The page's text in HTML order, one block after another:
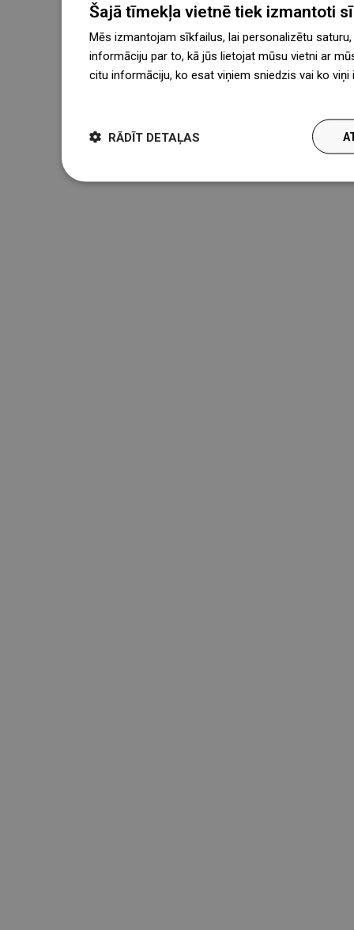
Šajā tīmekļa vietnē tiek izmantoti
Mēs izmantojam sīkfailus, lai personalizētu
informāciju par to, kā jūs lietojat mūsu vietni ar
citu informāciju, ko esat viņiem sniedzis vai ko
RĀDĪT DETAĻAS